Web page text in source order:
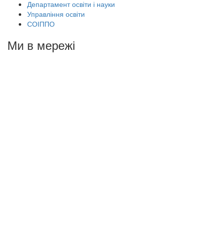
Департамент освіти і науки
Управління освіти
СОІППО
Ми в мережі